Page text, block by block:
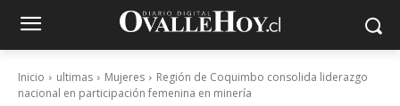
Inicio ultimas Mujeres
Región de Coquimbo consolida liderazgo
nacional en participación femenina en minería